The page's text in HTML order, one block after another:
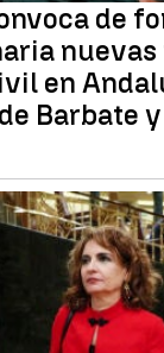
de
nuevas
en
Barbate